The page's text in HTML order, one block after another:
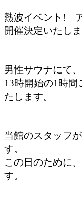
熱波イベント!
開催決定いたしま
男性サウナにて、
13時開始の1時間
たします。
当館のスタッフ
す。
この日のために
す。